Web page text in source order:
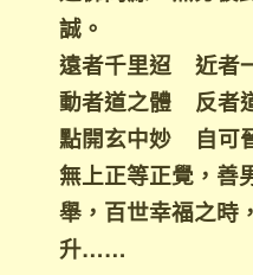
誠。
遠者千里迢 近者
動者道之體 反者
點開玄中妙 自可
無上正等正覺，善
舉，百世幸福之時
升……